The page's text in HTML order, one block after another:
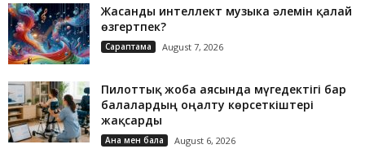
Жасанды интеллект музыка әлемін қалай
өзгертпек?
Сараптама August 7, 2026
Пилоттық жоба аясында мүгедектігі бар
балалардың оңалту көрсеткіштері
жақсарды
Ана мен бала August 6, 2026